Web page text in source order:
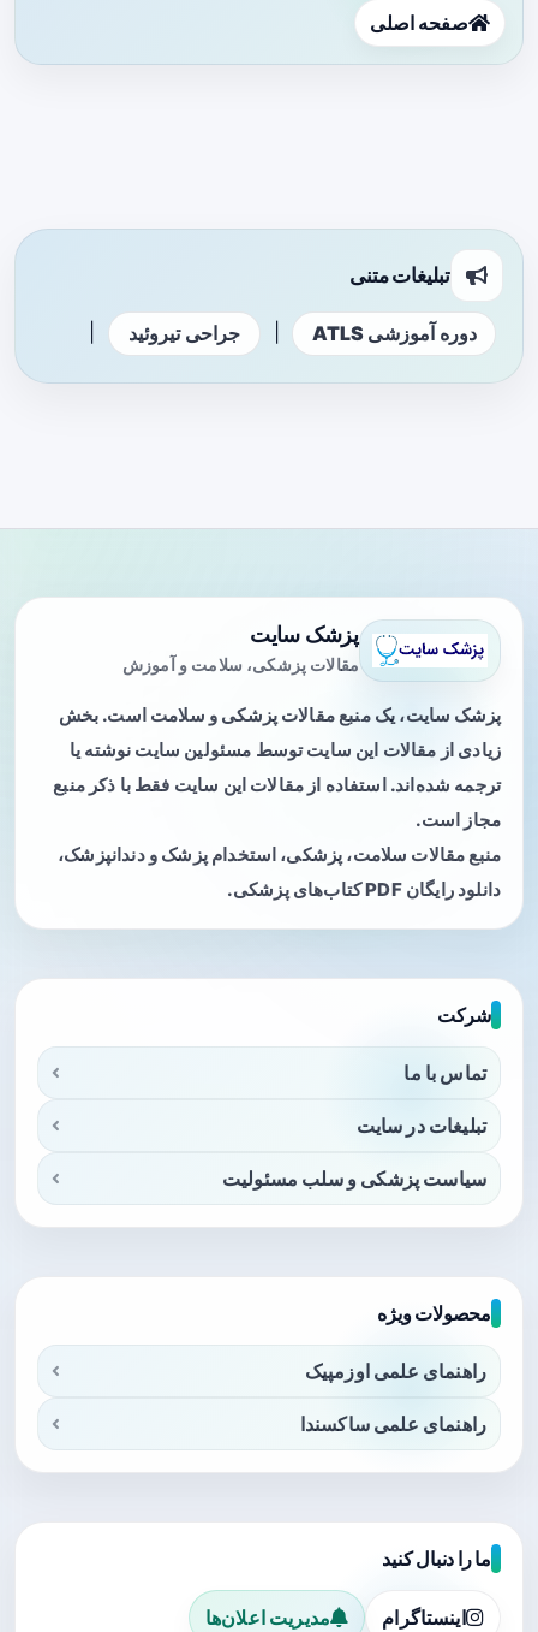
صفحه اصلی
تبلیغات متنی
دوره آموزشی ATLS جراحی تیروئید
پزشک سایت
مقالات پزشکی، سلامت و آموزش
پزشک سایت، یک منبع مقالات پزشکی و سلامت است. بخش
زیادی از مقالات این سایت توسط مسئولین سایت نوشته یا
ترجمه شده‌اند. استفاده از مقالات این سایت فقط با ذکر منبع
مجاز است.
منبع مقالات سلامت، پزشکی، استخدام پزشک و دندانپزشک،
دانلود رایگان PDF کتاب‌های پزشکی.
شرکت
تماس با ما
تبلیغات در سایت
سیاست پزشکی و سلب مسئولیت
محصولات ویژه
راهنمای علمی اوزمپیک
راهنمای علمی ساکسندا
ما را دنبال کنید
اینستاگرام مدیریت اعلان‌ها